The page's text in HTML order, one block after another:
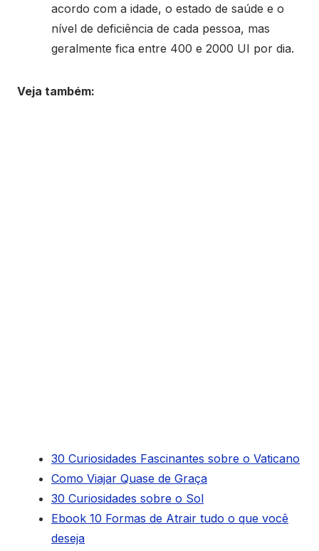
acordo com a idade, o estado de saúde e o
nível de deficiência de cada pessoa, mas
geralmente fica entre 400 e 2000 UI por dia.
Veja também:
30 Curiosidades Fascinantes sobre o Vaticano
Como Viajar Quase de Graça
30 Curiosidades sobre o Sol
Ebook 10 Formas de Atrair tudo o que você
deseja